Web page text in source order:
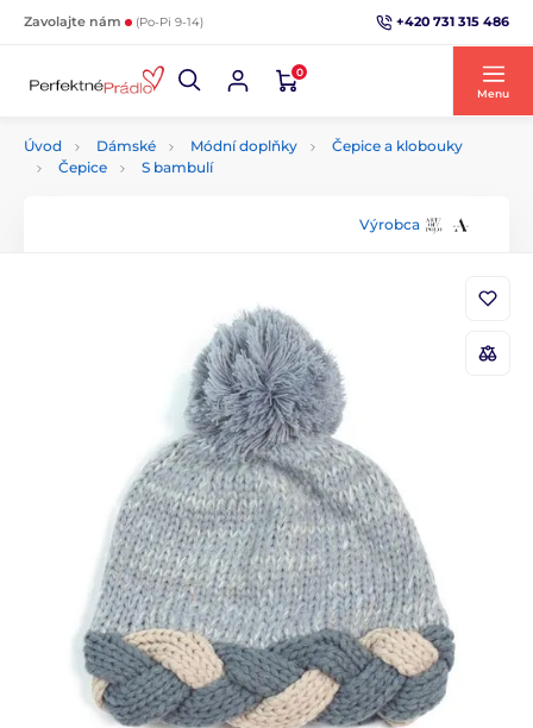
Zavolajte nám (Po-Pi 9-14) +420 731 315 486
0
Menu
Úvod Dámské Módní doplňky
Čepice a klobouky
Čepice
S bambulí
Výrobca